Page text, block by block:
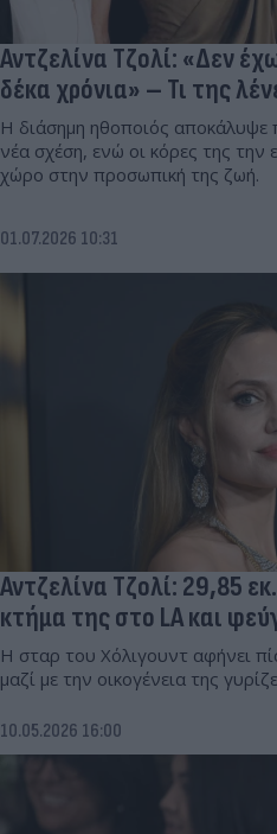
Αντζελίνα Τζολί: «Δεν
δέκα χρόνια» – Τι της
Η διάσημη ηθοποιός αποκάλυψε
νέα σχέση, ενώ οι κόρες της
χώρο στην προσωπική της ζωή.
01.07.2026 10:31
Αντζελίνα Τζολί: 29,85
κτήμα της στο LA και
Η σταρ του Χόλιγουντ αφήνει
μαζί με την οικογένεια της
10.05.2026 16:00